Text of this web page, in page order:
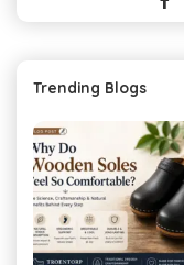
Trending Blogs